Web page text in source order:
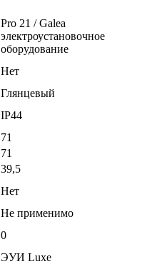
Pro 21 / Galea
электроустановочное
оборудование
Нет
Глянцевый
IP44
71
71
39,5
Нет
Не применимо
0
ЭУИ Luxe